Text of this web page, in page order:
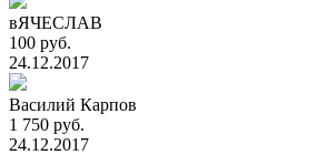
вЯЧЕСЛАВ
100 руб.
24.12.2017
Василий Карпов
1 750 руб.
24.12.2017